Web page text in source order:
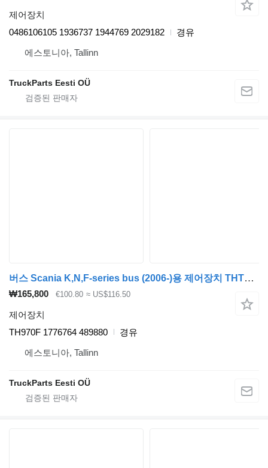
제어장치
0486106105 1936737 1944769 2029182
경유
에스토니아, Tallinn
TruckParts Eesti OÜ
버스 Scania K,N,F-series bus (2006-)용 제어장치 THTRAFIK ELEKTRONIK AB,SCANIA K-Series (01.06-) TH970F
₩165,800 €100.80 ≈ US$116.50
제어장치
TH970F 1776764 489880
경유
에스토니아, Tallinn
TruckParts Eesti OÜ